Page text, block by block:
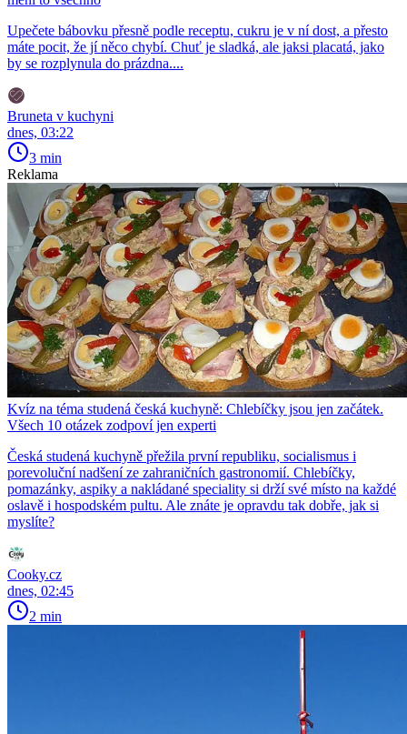
Upečete bábovku přesně podle receptu, cukru je v ní dost, a přesto
máte pocit, že jí něco chybí. Chuť je sladká, ale jaksi placatá, jako
by se rozplynula do prázdna....
Bruneta v kuchyni
dnes, 03:22
3 min
Reklama
Kvíz na téma studená česká kuchyně: Chlebíčky jsou jen začátek.
Všech 10 otázek zodpoví jen experti
Česká studená kuchyně přežila první republiku, socialismus i
porevoluční nadšení ze zahraničních gastronomií. Chlebíčky,
pomazánky, aspiky a nakládané speciality si drží své místo na každé
oslavě i hospodském pultu. Ale znáte je opravdu tak dobře, jak si
myslíte?
Cooky.cz
dnes, 02:45
2 min